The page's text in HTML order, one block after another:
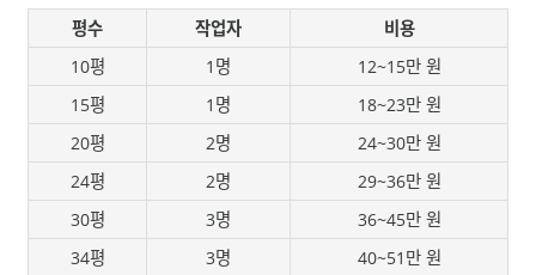
평수 작업자
비용
10평
1명
12~15만 원
15평
1명
18~23만 원
20평
2명
24~30만 원
24평
2명
29~36만 원
30평
3명
36~45만 원
34평
3명 40~51만 원